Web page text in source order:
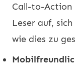
Call-to-Action
Leser auf,
wie dies zu